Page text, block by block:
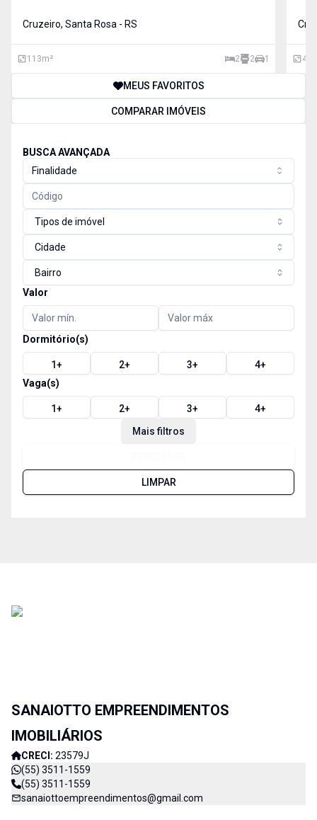
em um terreno de 200 m² 2 Dormitórios 2 Banheiros
Cruzeiro, Santa Rosa - RS
113m² 2 2 1
m²,
43
MEUS FAVORITOS
COMPARAR IMÓVEIS
BUSCA AVANÇADA
Finalidade
Tipos de imóvel
Cidade
Bairro
Valor
Dormitório(s)
1+ 2+ 3+ 4+
Vaga(s)
1+ 2+ 3+ 4+
Mais filtros
LIMPAR
SANAIOTTO EMPREENDIMENTOS
IMOBILIÁRIOS
CRECI: 23579J
(55) 3511-1559
(55) 3511-1559
sanaiottoempreendimentos@gmail.com